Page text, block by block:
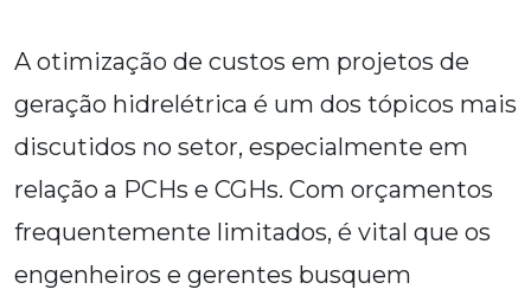
A otimização de custos em projetos de
geração hidrelétrica é um dos tópicos mais
discutidos no setor, especialmente em
relação a PCHs e CGHs. Com orçamentos
frequentemente limitados, é vital que os
engenheiros e gerentes busquem